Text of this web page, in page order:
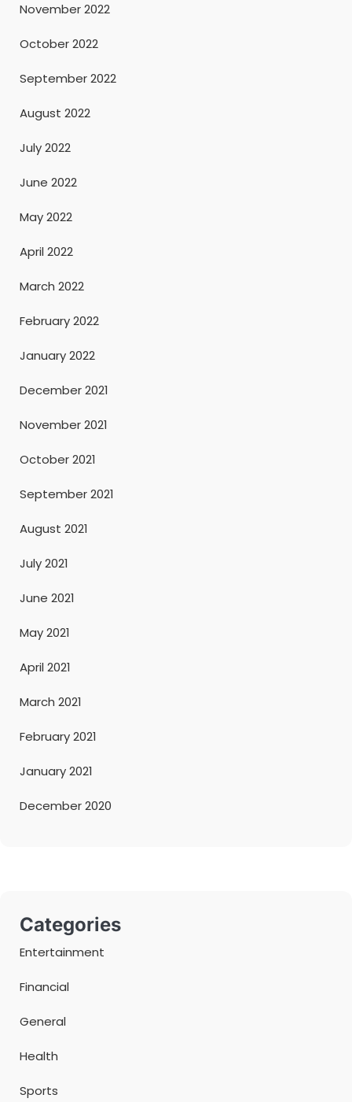
November 2022
October 2022
September 2022
August 2022
July 2022
June 2022
May 2022
April 2022
March 2022
February 2022
January 2022
December 2021
November 2021
October 2021
September 2021
August 2021
July 2021
June 2021
May 2021
April 2021
March 2021
February 2021
January 2021
December 2020
Categories
Entertainment
Financial
General
Health
Sports